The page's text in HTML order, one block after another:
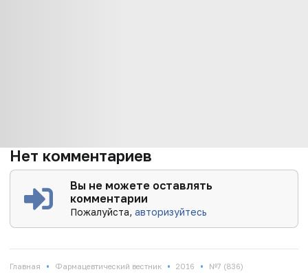
Нет комментариев
Вы не можете оставлять
комментарии
Пожалуйста,авторизуйтесь
Главная • Фармацевтический вестник • 2016 • №7 (836)